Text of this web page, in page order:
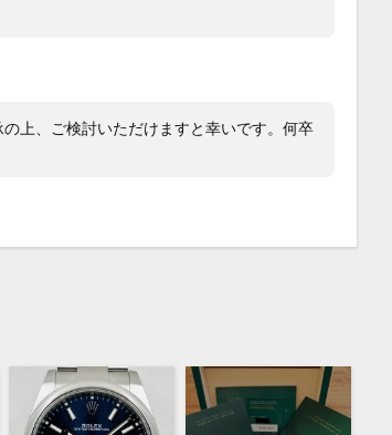
ビル１Ｆ
上、ご検討いただけますと幸いです。何卒